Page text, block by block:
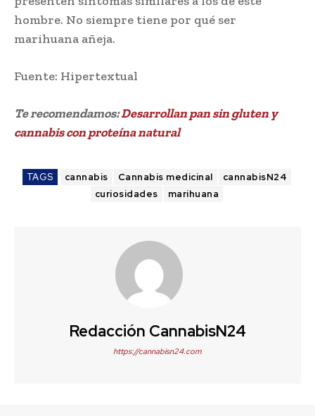
hombre. No siempre tiene por qué ser
marihuana añeja.
Fuente: Hipertextual
Te recomendamos:Desarrollan pan sin gluten y
cannabis con proteína natural
TAGS cannabis Cannabis medicinal
cannabisN24
curiosidades
marihuana
Redacción CannabisN24
https://cannabisn24.com